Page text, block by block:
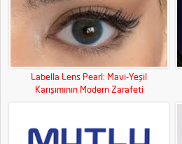
Labella Lens Pearl: Mavi-Yeşil
Karışımının Modern Zarafeti